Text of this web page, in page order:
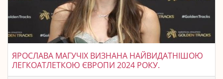
ЯРОСЛАВА МАГУЧІХ ВИЗНАНА НАЙВИДАТНІШОЮ
ЛЕГКОАТЛЕТКОЮ ЄВРОПИ 2024 РОКУ.